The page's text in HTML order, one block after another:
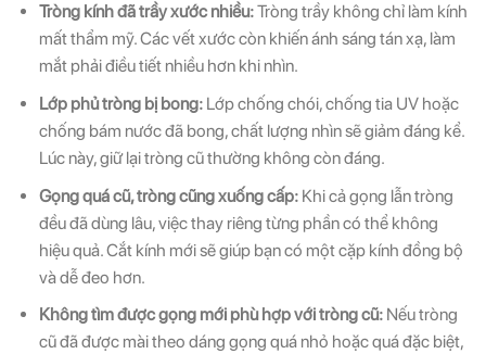
Tròng kính đã trầy xước nhiều:Tròng trầy không chỉ làm kính
mất thẩm mỹ. Các vết xước còn khiến ánh sáng tán xạ, làm
mắt phải điều tiết nhiều hơn khi nhìn.
Lớp phủ tròng bị bong: Lớp chống chói, chống tia UV hoặc
chống bám nước đã bong, chất lượng nhìn sẽ giảm đáng kể.
Lúc này, giữ lại tròng cũ thường không còn đáng.
Gọng quá cũ, tròng cũng xuống cấp:Khi cả gọng lẫn tròng
đều đã dùng lâu, việc thay riêng từng phần có thể không
hiệu quả. Cắt kính mới sẽ giúp bạn có một cặp kính đồng bộ
và dễ đeo hơn.
Không tìm được gọng mới phù hợp với tròng cũ:Nếu tròng
cũ đã được mài theo dáng gọng quá nhỏ hoặc quá đặc biệt,